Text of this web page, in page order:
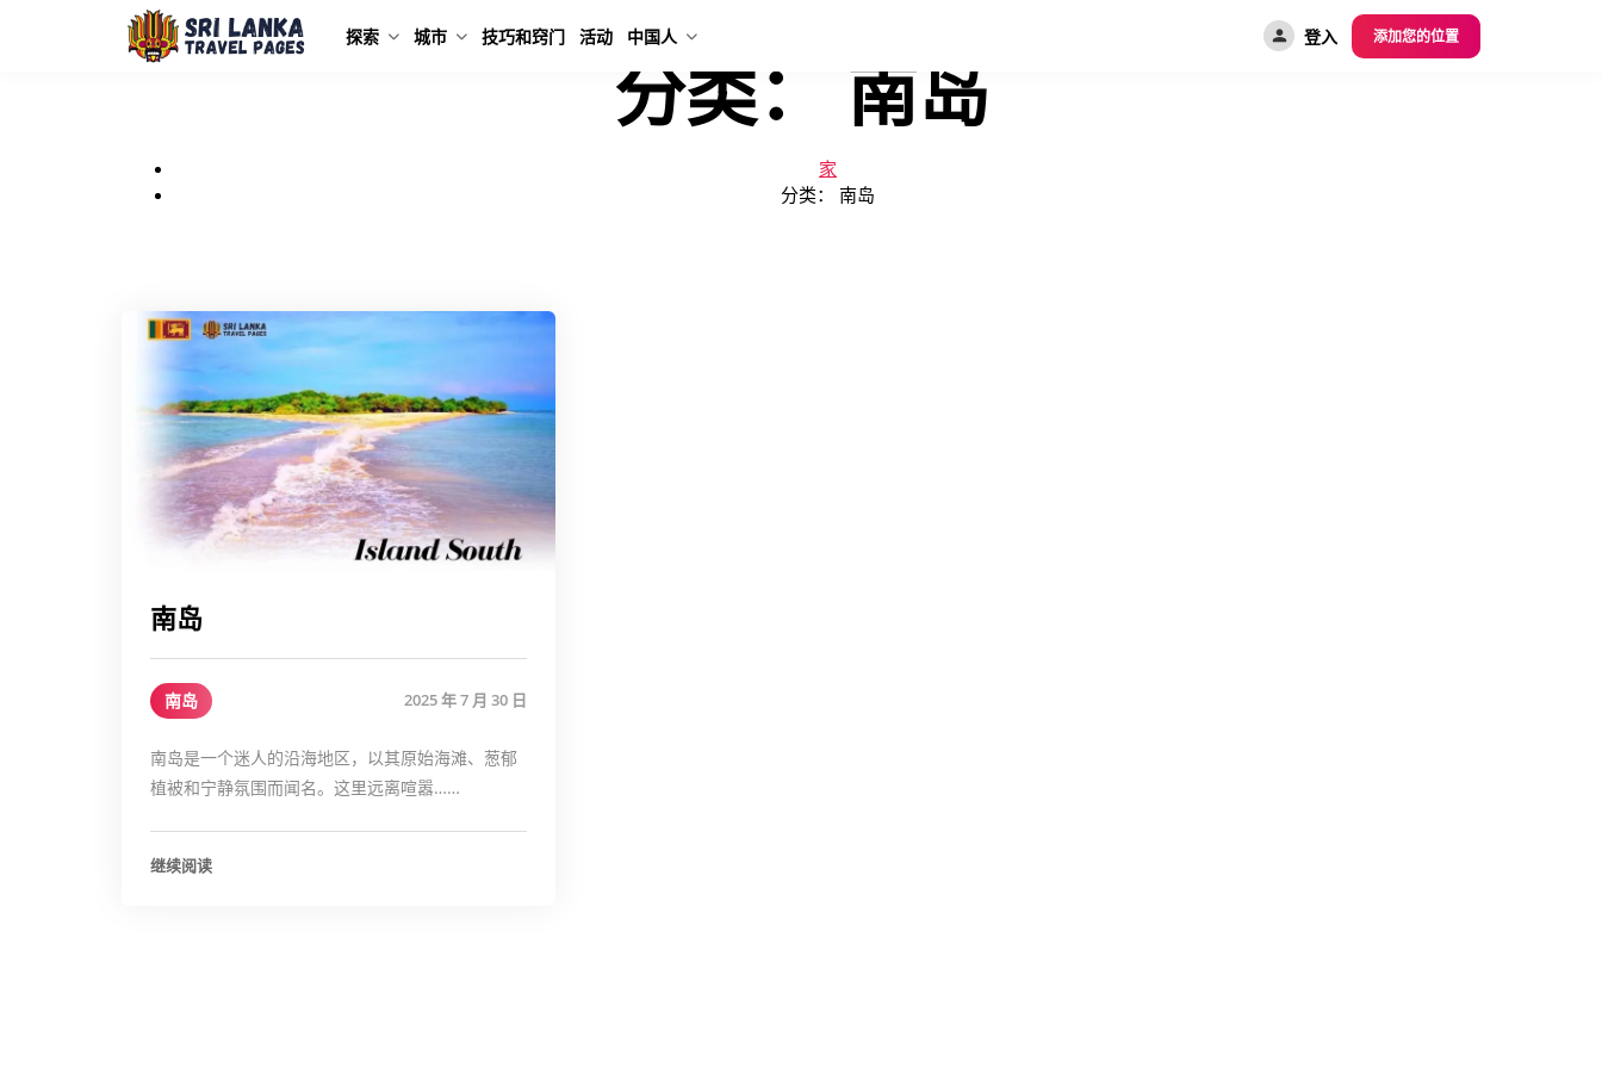
探索 城市 技巧和窍门 活动 中国人 登入 添加您的位置
分类： 南岛
家
分类： 南岛
南岛
南岛 2025 年 7 月 30 日
南岛是一个迷人的沿海地区，以其原始海滩、葱郁
植被和宁静氛围而闻名。这里远离喧嚣……
继续阅读